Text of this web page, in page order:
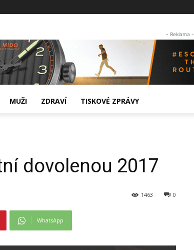
- Reklama -
MUŽI ZDRAVÍ TISKOVÉ ZPRÁVY
dovolenou 2017
0
1463
WhatsApp